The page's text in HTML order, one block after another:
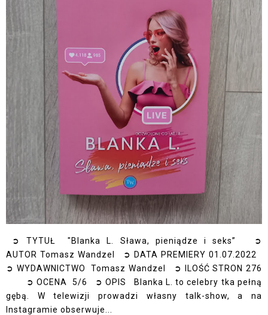
➲ TYTUŁ "Blanka L. Sława, pieniądze i seks” ➲
AUTOR Tomasz Wandzel ➲ DATA PREMIERY 01.07.2022
➲ WYDAWNICTWO Tomasz Wandzel ➲ ILOŚĆ STRON 276
➲ OCENA 5/6 ➲ OPIS Blanka L. to celebry tka pełną
gębą. W telewizji prowadzi własny talk-show, a na
Instagramie obserwuje...